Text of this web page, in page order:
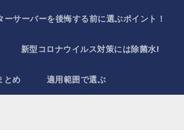
ーサーバーを後悔する前に選ぶポイント！
新型コロナウイルス対策には除菌水!
とめ 適用範囲で選ぶ